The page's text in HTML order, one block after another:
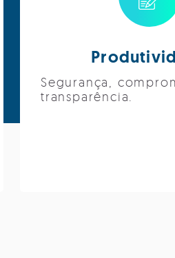
Segurança,
transparência.